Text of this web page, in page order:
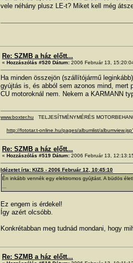
vele néhány plusz LE-t? Miket kell még
Re: SZMB a ház előtt...
« Hozzászólás #520 Dátum: 2006 Február 13,
Ha minden összejön (szállítójármű
gyújtás is, és abból sem azonos mind, mert
CU motoroknál nem. Nekem a KARMANN
www.boxter.hu TELJESÍTMÉNYMÉRÉS
http://fototar.t-online.hu/pages/albumlist/
Re: SZMB a ház előtt...
« Hozzászólás #519 Dátum: 2006 Február 13,
Idézetet írta: KIZS - 2006 Február 12, 10:45:10
Én inkább vennék egy elektromos gyújtást. A büdös
Ez engem is érdekel!
Így azért olcsóbb.
Konkrétabban meg tudnád mondani, hogy
Re: SZMB a ház előtt...